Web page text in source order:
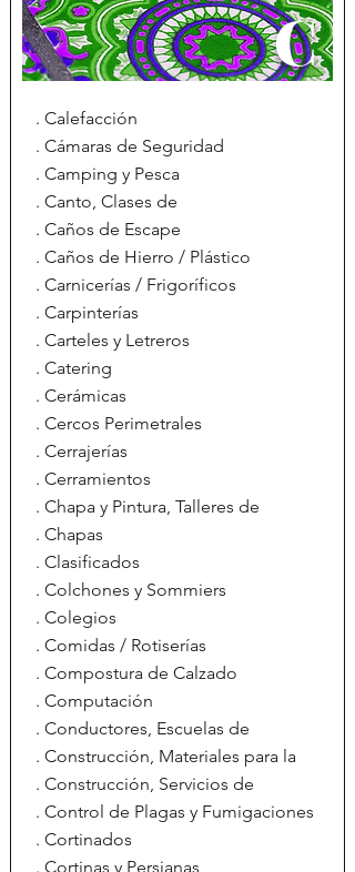
C
. Calefacción
. Cámaras de Seguridad
. Camping y Pesca
. Canto, Clases de
. Caños de Escape
. Caños de Hierro / Plástico
. Carnicerías / Frigoríficos
. Carpinterías
. Carteles y Letreros
. Catering
. Cerámicas
. Cercos Perimetrales
. Cerrajerías
. Cerramientos
. Chapa y Pintura, Talleres de
. Chapas
. Clasificados
. Colchones y Sommiers
. Colegios
. Comidas / Rotiserías
. Compostura de Calzado
. Computación
. Conductores, Escuelas de
. Construcción, Materiales para la
. Construcción, Servicios de
. Control de Plagas y Fumigaciones
. Cortinados
. Cortinas y Persianas